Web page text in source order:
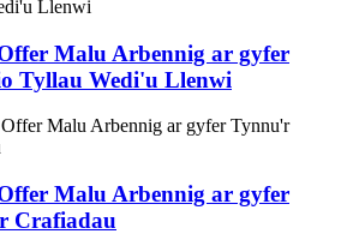
Malu Arbennig ar gyfer
Tyllau Wedi'u Llenwi
Malu Arbennig ar gyfer
Crafiadau